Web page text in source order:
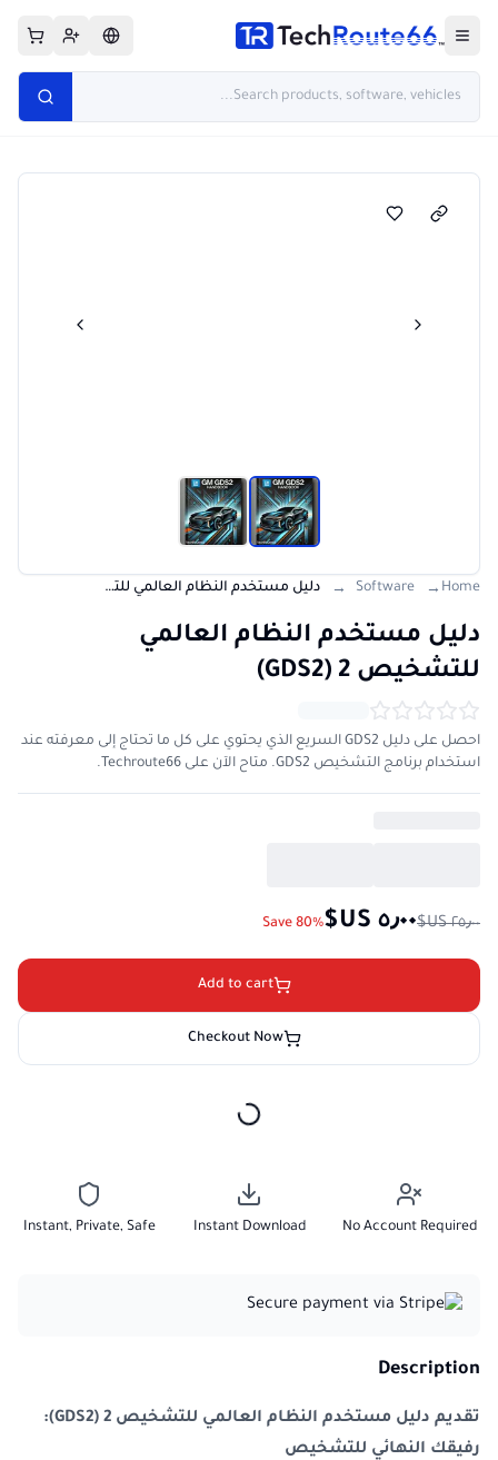
Home
→
Software
→ دليل مستخدم النظام العالمي للتشخيص 2 (GDS2)
دليل مستخدم النظام العالمي
للتشخيص 2 (GDS2)
احصل على دليل GDS2 السريع الذي يحتوي على كل ما تحتاج إلى معرفته عند
استخدام برنامج التشخيص GDS2. متاح الآن على Techroute66.
Save 80%
Add to cart
Checkout Now
No Account Required
Instant Download
Instant, Private, Safe
Description
تقديم دليل مستخدم النظام العالمي للتشخيص 2 (GDS2):
رفيقك النهائي للتشخيص